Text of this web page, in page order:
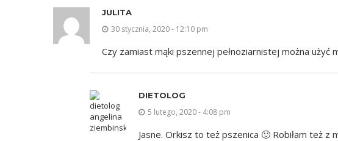
JULITA
30 stycznia, 2020 - 12:10 pm
Czy zamiast mąki pszennej pełnoziarnistej można
DIETOLOG
5 lutego, 2020 - 4:08 pm
Jasne. Orkisz to też pszenica 🙂 Robiłam też z